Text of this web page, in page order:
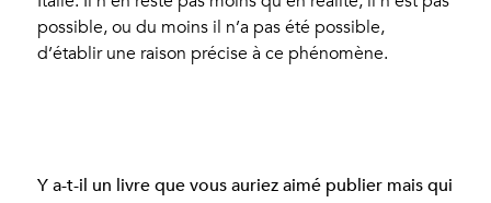
possible, ou du moins il n’a pas été possible,
d’établir une raison précise à ce phénomène.
Y a-t-il un livre que vous auriez aimé publier mais qui